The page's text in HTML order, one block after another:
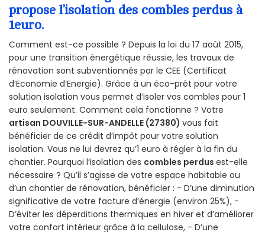
propose l’isolation des combles perdus à
1euro.
Comment est-ce possible ? Depuis la loi du 17 août 2015,
pour une transition énergétique réussie, les travaux de
rénovation sont subventionnés par le CEE (Certificat
d’Economie d’Energie). Grâce à un éco-prêt pour votre
solution isolation vous permet d’isoler vos combles pour 1
euro seulement. Comment cela fonctionne ? Votre
artisan DOUVILLE-SUR-ANDELLE (27380) vous fait
bénéficier de ce crédit d’impôt pour votre solution
isolation. Vous ne lui devrez qu’1 euro à régler à la fin du
chantier. Pourquoi l’isolation des combles perdus est-elle
nécessaire ? Qu’il s’agisse de votre espace habitable ou
d’un chantier de rénovation, bénéficier : - D’une diminution
significative de votre facture d’énergie (environ 25%), -
D’éviter les déperditions thermiques en hiver et d’améliorer
votre confort intérieur grâce à la cellulose, - D’une